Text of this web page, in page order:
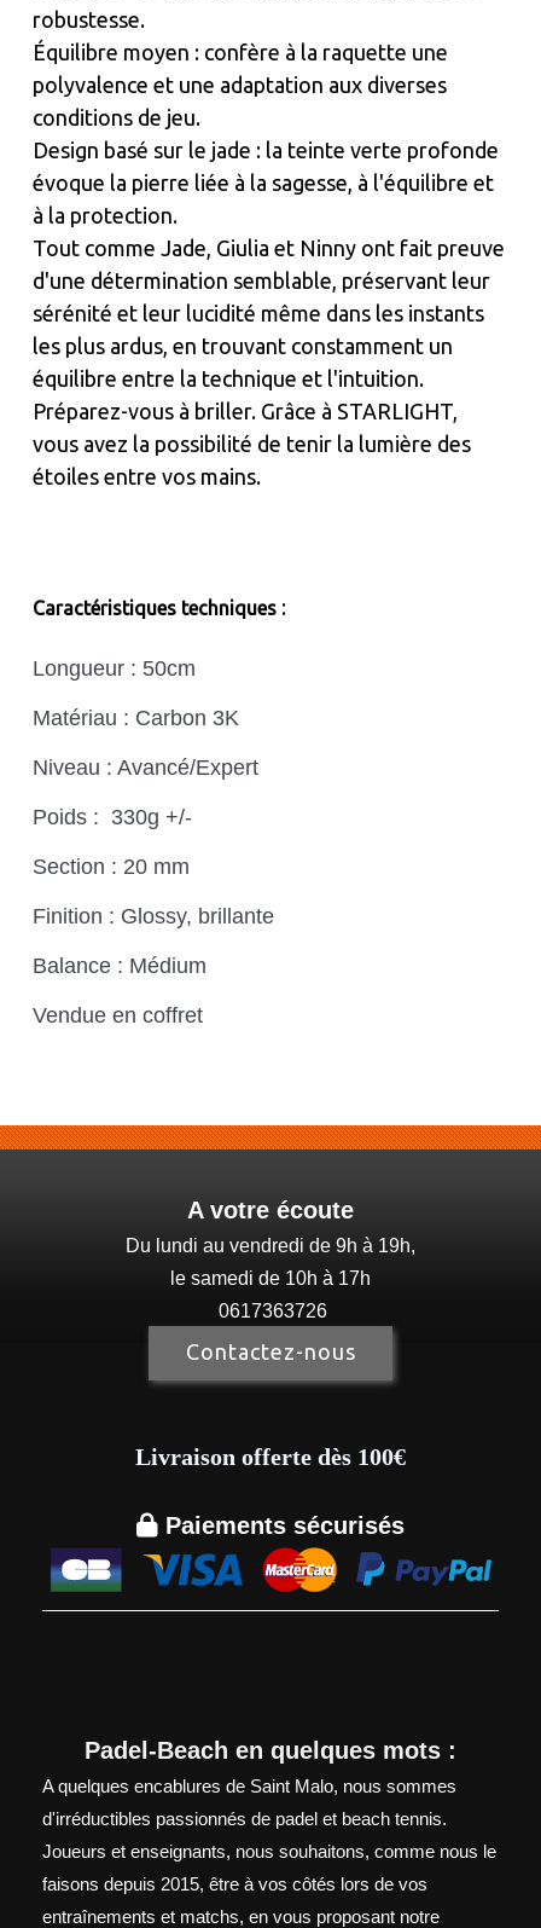
robustesse.
Équilibre moyen : confère à la raquette une
polyvalence et une adaptation aux diverses
conditions de jeu.
Design basé sur le jade : la teinte verte profonde
évoque la pierre liée à la sagesse, à l'équilibre et
à la protection.
Tout comme Jade, Giulia et Ninny ont fait preuve
d'une détermination semblable, préservant leur
sérénité et leur lucidité même dans les instants
les plus ardus, en trouvant constamment un
équilibre entre la technique et l'intuition.
Préparez-vous à briller. Grâce à STARLIGHT,
vous avez la possibilité de tenir la lumière des
étoiles entre vos mains.
Caractéristiques techniques :
Longueur : 50cm
Matériau : Carbon 3K
Niveau : Avancé/Expert
Poids : 330g +/-
Section : 20 mm
Finition : Glossy, brillante
Balance : Médium
Vendue en coffret
A votre écoute
Du lundi au vendredi de 9h à 19h,
le samedi de 10h à 17h
0617363726
Contactez-nous
Livraison offerte dès 100€
 Paiements sécurisés
Padel-Beach en quelques mots :
A quelques encablures de Saint Malo, nous sommes
d'irréductibles passionnés de padel et beach tennis.
Joueurs et enseignants, nous souhaitons, comme nous le
faisons depuis 2015, être à vos côtés lors de vos
entraînements et matchs, en vous proposant notre